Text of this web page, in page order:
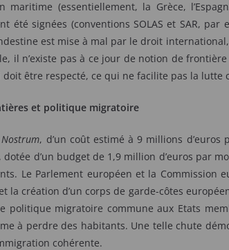
maritime (essentiellement, la Grèce,
été signées (conventions SOLAS et SAR,
est mise à mal par le droit
il n’existe pas à ce jour de notion de
doit être respecté, ce qui ne facilite pas la lutte
et politique migratoire
, d’un coût estimé à 9 millions
, dotée d’un budget de 1,9 million d’euros par
Le Parlement européen et la Commission
la création d’un corps de garde-côtes
politique migratoire commune aux Etats
à perdre des habitants. Une telle chute
cohérente.